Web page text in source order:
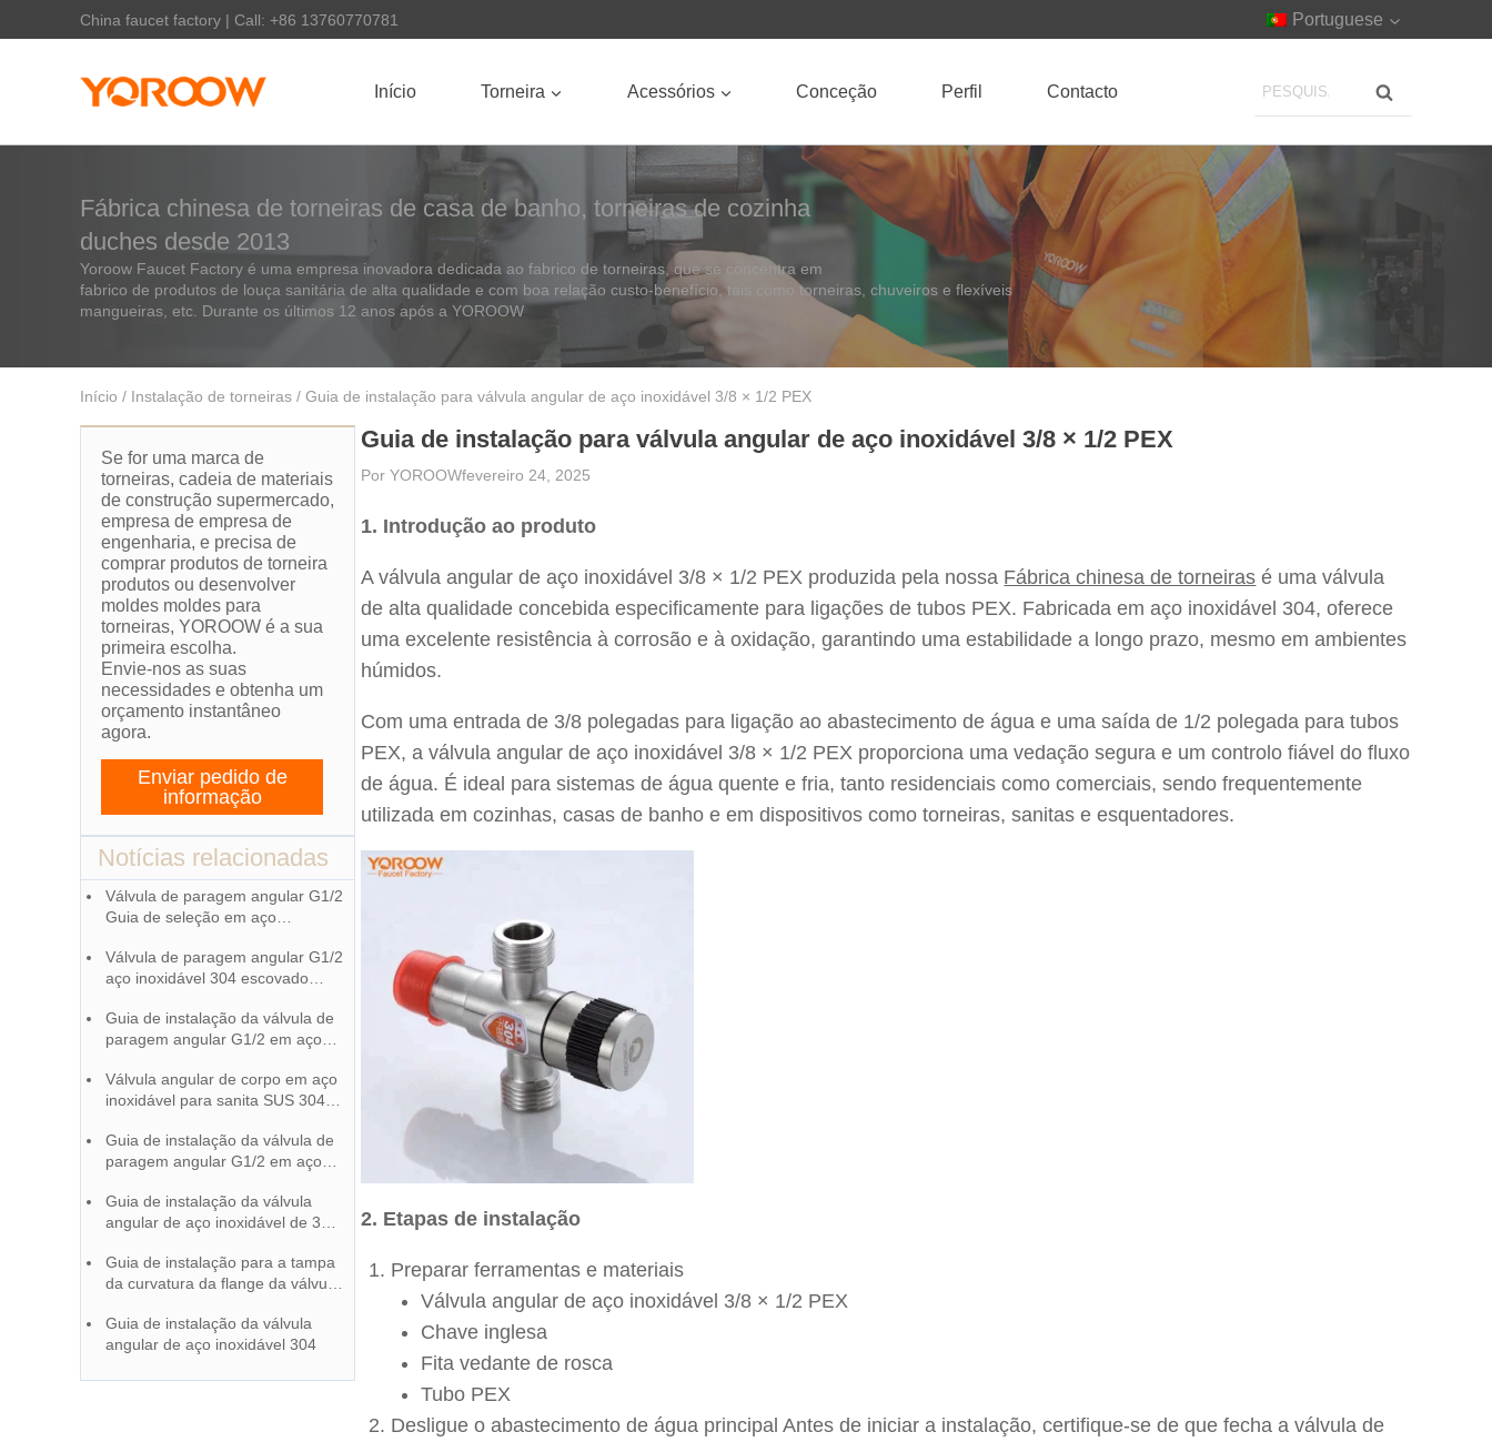
China faucet factory | Call: +86 13760770781 Portuguese
Início Torneira Acessórios Conceção Perfil Contacto
Fábrica chinesa de torneiras de casa de banho, torneiras de cozinha
duches desde 2013
Yoroow Faucet Factory é uma empresa inovadora dedicada ao fabrico de torneiras, que se concentra em
fabrico de produtos de louça sanitária de alta qualidade e com boa relação custo-benefício, tais como torneiras, chuveiros e flexíveis
mangueiras, etc. Durante os últimos 12 anos após a YOROOW
Início / Instalação de torneiras / Guia de instalação para válvula angular de aço inoxidável 3/8 × 1/2 PEX
Se for uma marca de
torneiras, cadeia de materiais
de construção supermercado,
empresa de empresa de
engenharia, e precisa de
comprar produtos de torneira
produtos ou desenvolver
moldes moldes para
torneiras, YOROOW é a sua
primeira escolha.
Envie-nos as suas
necessidades e obtenha um
orçamento instantâneo
agora.
Enviar pedido de
informação
Notícias relacionadas
Válvula de paragem angular G1/2
Guia de seleção em aço
Válvula de paragem angular G1/2
aço inoxidável 304 escovado
Guia de instalação da válvula de
paragem angular G1/2 em aço
Válvula angular de corpo em aço
inoxidável para sanita SUS 304
torneiras chinesa
Guia de instalação da válvula de
paragem angular G1/2 em aço
Guia de instalação da válvula
angular de aço inoxidável de 3
Guia de instalação para a tampa
da curvatura da flange da válvula
Guia de instalação da válvula
angular de aço inoxidável 304
Guia de instalação para válvula angular de aço inoxidável 3/8 × 1/2 PEX
Por YOROOWfevereiro 24, 2025
1. Introdução ao produto
A válvula angular de aço inoxidável 3/8 × 1/2 PEX produzida pela nossa Fábrica chinesa de torneiras é uma válvula
de alta qualidade concebida especificamente para ligações de tubos PEX. Fabricada em aço inoxidável 304, oferece
uma excelente resistência à corrosão e à oxidação, garantindo uma estabilidade a longo prazo, mesmo em ambientes
húmidos.
Com uma entrada de 3/8 polegadas para ligação ao abastecimento de água e uma saída de 1/2 polegada para tubos
PEX, a válvula angular de aço inoxidável 3/8 × 1/2 PEX proporciona uma vedação segura e um controlo fiável do fluxo
de água. É ideal para sistemas de água quente e fria, tanto residenciais como comerciais, sendo frequentemente
utilizada em cozinhas, casas de banho e em dispositivos como torneiras, sanitas e esquentadores.
2. Etapas de instalação
Preparar ferramentas e materiais
Válvula angular de aço inoxidável 3/8 × 1/2 PEX
Chave inglesa
Fita vedante de rosca
Tubo PEX
Desligue o abastecimento de água principal Antes de iniciar a instalação, certifique-se de que fecha a válvula de